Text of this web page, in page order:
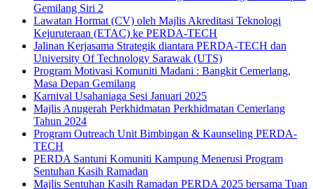
Gemilang Siri 2
Lawatan Hormat (CV) oleh Majlis Akreditasi Teknologi
Kejuruteraan (ETAC) ke PERDA-TECH
Jalinan Kerjasama Strategik diantara PERDA-TECH dan
University Of Technology Sarawak (UTS)
Program Motivasi Komuniti Madani : Bangkit Cemerlang,
Masa Depan Gemilang
Karnival Usahaniaga Sesi Januari 2025
Majlis Anugerah Perkhidmatan Perkhidmatan Cemerlang
Tahun 2024
Program Outreach Unit Bimbingan & Kaunseling PERDA-
TECH
PERDA Santuni Komuniti Kampung Menerusi Program
Sentuhan Kasih Ramadan
Majlis Sentuhan Kasih Ramadan PERDA 2025 bersama Tuan